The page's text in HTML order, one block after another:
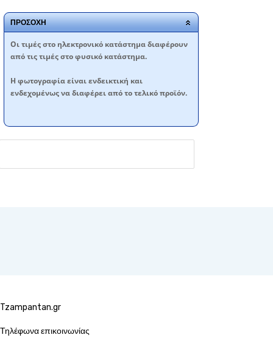
ΠΡΟΣΟΧΗ
Oι τιμές στο ηλεκτρονικό κατάστημα διαφέρουν
από τις τιμές στο φυσικό κατάστημα.
Η φωτογραφία είναι ενδεικτική και
ενδεχομένως να διαφέρει από το τελικό προϊόν.
Tzampantan.gr
Τηλέφωνα επικοινωνίας